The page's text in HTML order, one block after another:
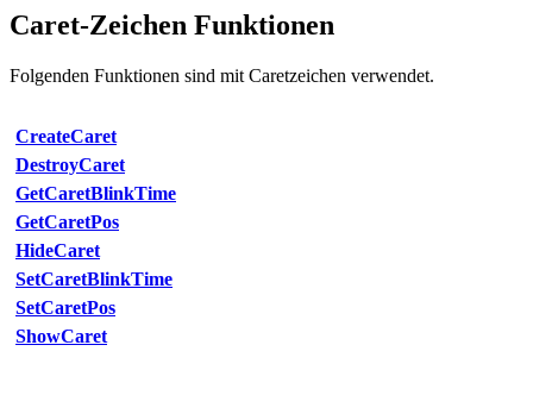
Caret-Zeichen Funktionen
Folgenden Funktionen sind mit Caretzeichen verwendet.
CreateCaret
DestroyCaret
GetCaretBlinkTime
GetCaretPos
HideCaret
SetCaretBlinkTime
SetCaretPos
ShowCaret